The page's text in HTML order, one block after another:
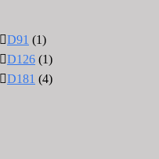
D91 (1)
D126 (1)
D181 (4)